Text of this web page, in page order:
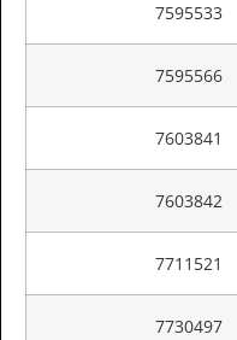
7595533
7595566
7603841
7603842
7711521
7730497